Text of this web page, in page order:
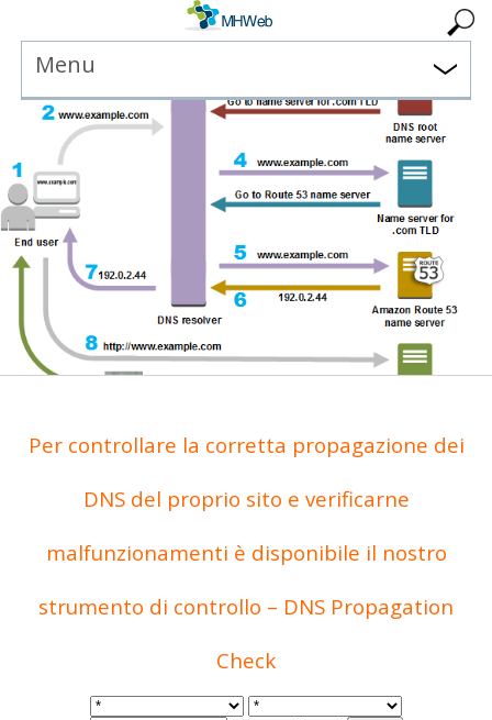
Menu
Per controllare la corretta propagazione dei
DNS del proprio sito e verificarne
malfunzionamenti è disponibile il nostro
strumento di controllo – DNS Propagation
Check